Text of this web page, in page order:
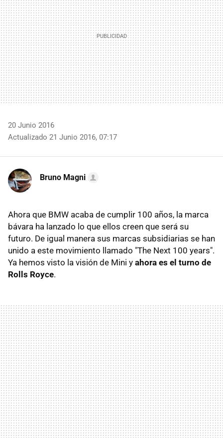
20 Junio 2016
Actualizado 21 Junio 2016, 07:17
Bruno Magni
Ahora que BMW acaba de cumplir 100 años, la marca
bávara ha lanzado lo que ellos creen que será su
futuro. De igual manera sus marcas subsidiarias se han
unido a este movimiento llamado "The Next 100 years".
Ya hemos visto la visión de Mini y ahora es el turno de
Rolls Royce.